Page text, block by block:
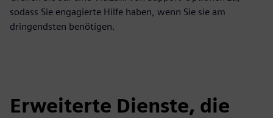
sodass Sie engagierte Hilfe haben, wenn Sie sie am
dringendsten benötigen.
Erweiterte Dienste, die